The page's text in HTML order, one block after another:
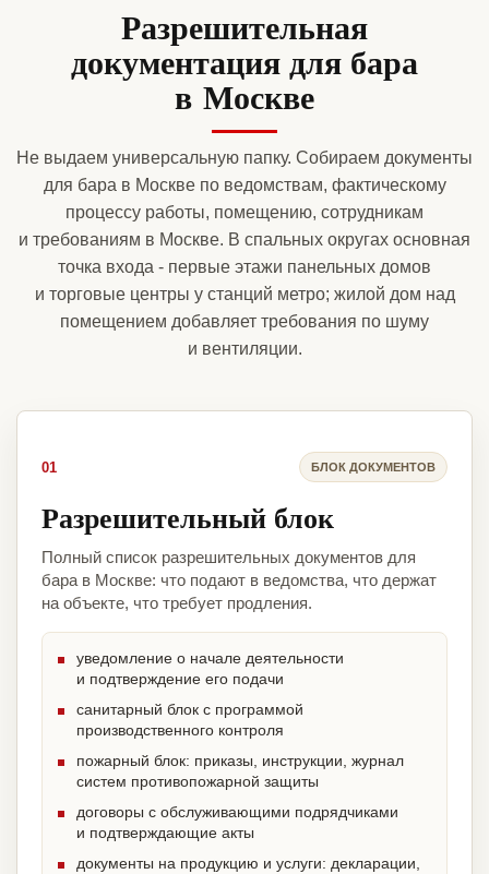
Разрешительная
документация для бара
в Москве
Не выдаем универсальную папку. Собираем документы
для бара в Москве по ведомствам, фактическому
процессу работы, помещению, сотрудникам
и требованиям в Москве. В спальных округах основная
точка входа - первые этажи панельных домов
и торговые центры у станций метро; жилой дом над
помещением добавляет требования по шуму
и вентиляции.
01 БЛОК ДОКУМЕНТОВ
Разрешительный блок
Полный список разрешительных документов для
бара в Москве: что подают в ведомства, что держат
на объекте, что требует продления.
уведомление о начале деятельности
и подтверждение его подачи
санитарный блок с программой
производственного контроля
пожарный блок: приказы, инструкции, журнал
систем противопожарной защиты
договоры с обслуживающими подрядчиками
и подтверждающие акты
документы на продукцию и услуги: декларации,